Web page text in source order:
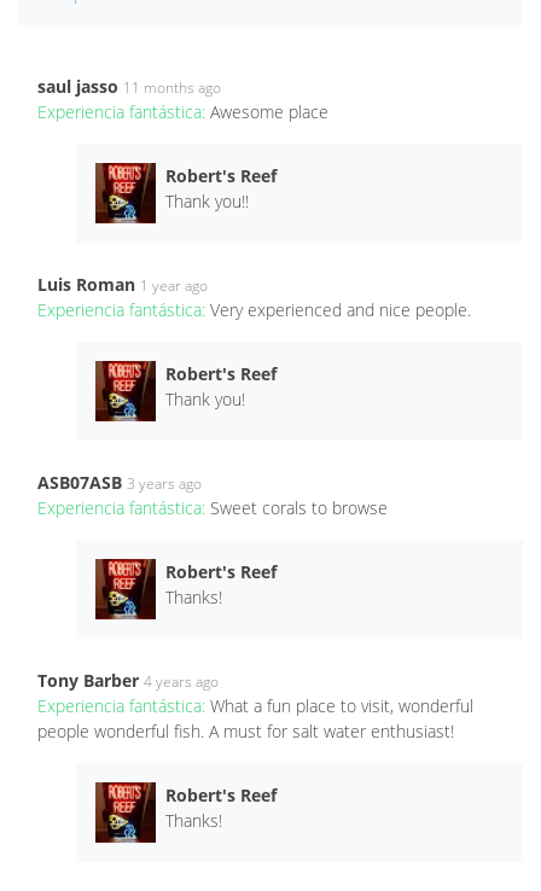
saul jasso 11 months ago
Experiencia fantástica: Awesome place
Robert's Reef
Thank you!!
Luis Roman 1 year ago
Experiencia fantástica: Very experienced and nice people.
Robert's Reef
Thank you!
ASB07ASB 3 years ago
Experiencia fantástica: Sweet corals to browse
Robert's Reef
Thanks!
Tony Barber 4 years ago
Experiencia fantástica: What a fun place to visit, wonderful
people wonderful fish. A must for salt water enthusiast!
Robert's Reef
Thanks!